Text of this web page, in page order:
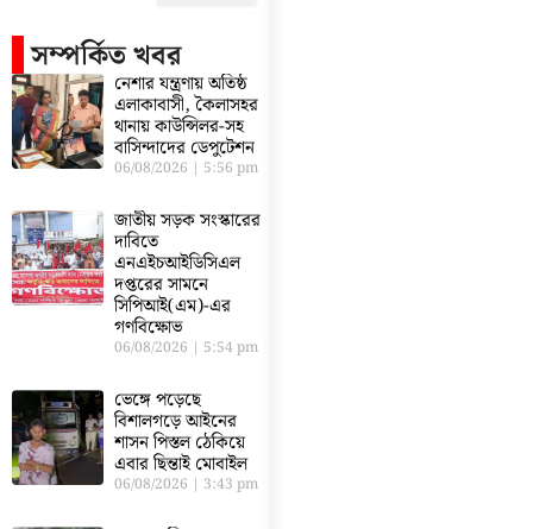
সম্পর্কিত খবর
নেশার যন্ত্রণায় অতিষ্ঠ
এলাকাবাসী, কৈলাসহর
থানায় কাউন্সিলর-সহ
বাসিন্দাদের ডেপুটেশন
06/08/2026 5:56 pm
জাতীয় সড়ক সংস্কারের
দাবিতে
এনএইচআইডিসিএল
দপ্তরের সামনে
সিপিআই(এম)-এর
গণবিক্ষোভ
06/08/2026 5:54 pm
ভেঙ্গে পড়েছে
বিশালগড়ে আইনের
শাসন পিস্তল ঠেকিয়ে
এবার ছিন্তাই মোবাইল
06/08/2026 3:43 pm